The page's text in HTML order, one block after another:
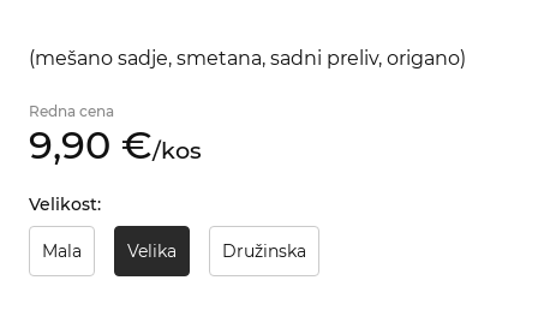
(mešano sadje, smetana, sadni preliv, origano)
Redna cena
9,90 €/kos
Velikost:
Mala Velika Družinska